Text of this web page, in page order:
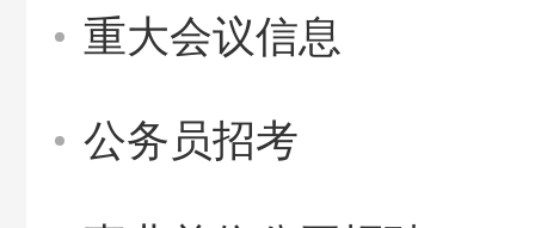
重大会议信息
公务员招考